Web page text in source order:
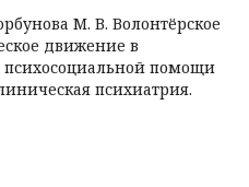
М. В. Волонтёрское
движение в
помощи
психиатрия.